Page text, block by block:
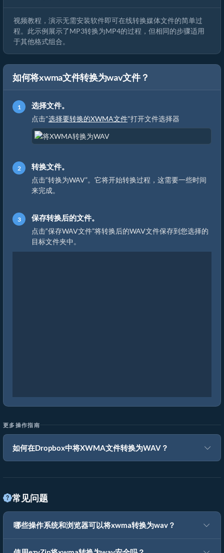
视频教程，演示无需安装软件即可在线转换媒体文件的简单过
程。此示例展示了MP3转换为MP4的过程，但相同的步骤适用
于其他格式组合。
如何将xwma文件转换为wav文件？
选择文件。
点击"选择要转换的XWMA文件"打开文件选择器
转换文件。
点击“转换为WAV”。它将开始转换过程，这需要一些时间
来完成。
保存转换后的文件。
点击“保存WAV文件”将转换后的WAV文件保存到您选择的
目标文件夹中。
更多操作指南
如何在Dropbox中将XWMA文件转换为WAV？
常见问题
哪些操作系统和浏览器可以将xwma转换为wav？